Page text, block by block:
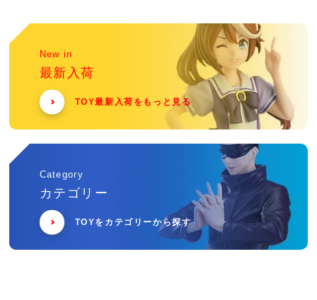
New in
最新入荷
TOY最新入荷をもっと見る
Category
カテゴリー
TOYをカテゴリーから探す